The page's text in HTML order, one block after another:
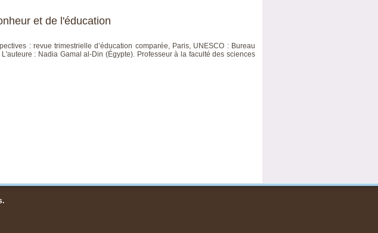
et de l'éducation
: revue trimestrielle d’éducation comparée, Paris, UNESCO : Bureau
: Nadia Gamal al-Din (Égypte). Professeur à la faculté des sciences